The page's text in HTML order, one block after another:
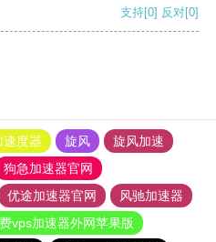
支持[0] 反对[0]
速度器 旋风
旋风加速
狗急加速器官网
优途加速器官网
风驰加速器
vps加速器外网苹果版